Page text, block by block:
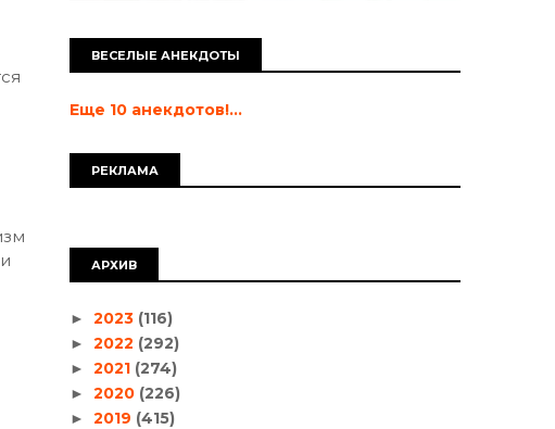
ВЕСЕЛЫЕ АНЕКДОТЫ
Еще 10 анекдотов!...
РЕКЛАМА
АРХИВ
► 2023 (116)
► 2022 (292)
► 2021 (274)
► 2020 (226)
► 2019 (415)